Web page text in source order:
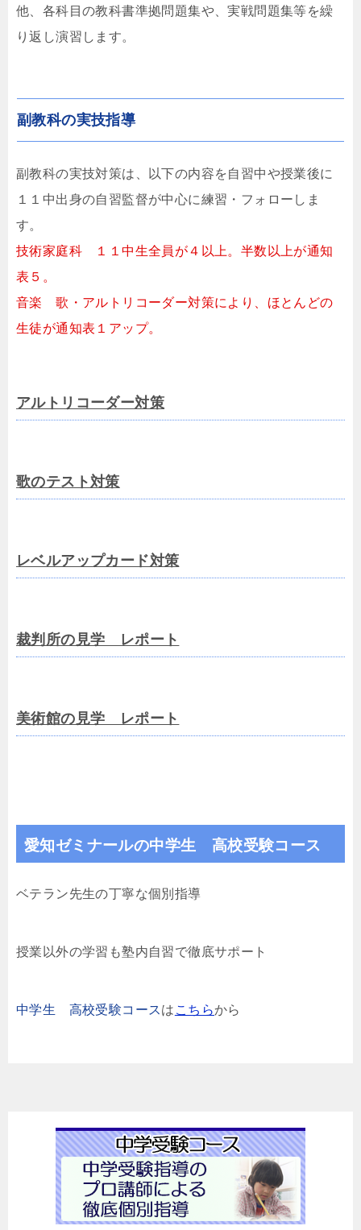
他、各科目の教科書準拠問題集や、実戦問題集等を繰
り返し演習します。
副教科の実技指導
副教科の実技対策は、以下の内容を自習中や授業後に
１１中出身の自習監督が中心に練習・フォローしま
す。
技術家庭科 １１中生全員が４以上。半数以上が通知
表５。
音楽 歌・アルトリコーダー対策により、ほとんどの
生徒が通知表１アップ。
アルトリコーダー対策
歌のテスト対策
レベルアップカード対策
裁判所の見学 レポート
美術館の見学 レポート
愛知ゼミナールの中学生 高校受験コース
ベテラン先生の丁寧な個別指導
授業以外の学習も塾内自習で徹底サポート
中学生 高校受験コースは こちらから